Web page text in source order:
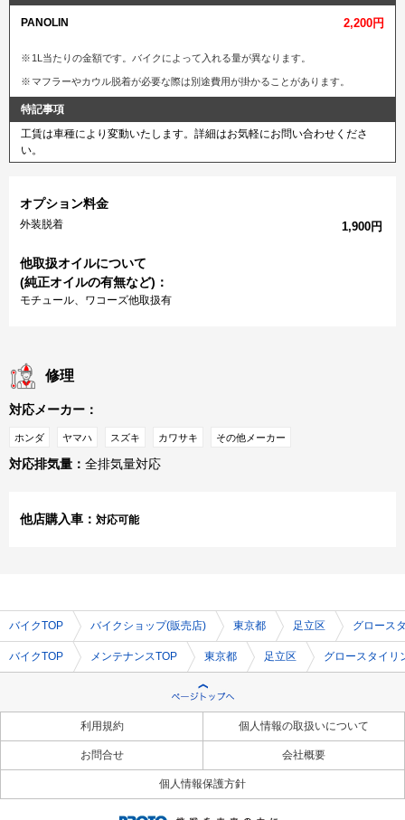
PANOLIN 2,200円
1L当たりの金額です。バイクによって入れる量が異なります。
マフラーやカウル脱着が必要な際は別途費用が掛かることがあります。
特記事項
工賃は車種により変動いたします。詳細はお気軽にお問い合わせくださ
い。
オプション料金
外装脱着 1,900円
他取扱オイルについて
(純正オイルの有無など)：
モチュール、ワコーズ他取扱有
修理
対応メーカー：
ホンダ ヤマハ スズキ カワサキ その他メーカー
対応排気量： 全排気量対応
他店購入車： 対応可能
バイクTOP バイクショップ(販売店) 東京都 足立区 グロース
バイクTOP メンテナンスTOP 東京都 足立区 グロースタイリ
利用規約 個人情報の取扱いについて
お問合せ 会社概要
個人情報保護方針